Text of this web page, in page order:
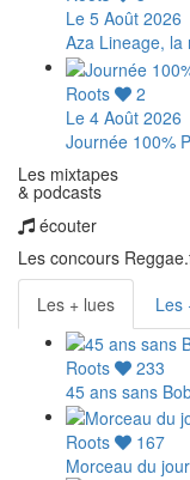
Le 5 Août 2026
Aza Lineage,
Roots
2
Le 4 Août 2026
Journée 100%
Les mixtapes
& podcasts
écouter
Les concours
Les + lues
Les
Roots
233
45 ans sans
Roots
167
Morceau du